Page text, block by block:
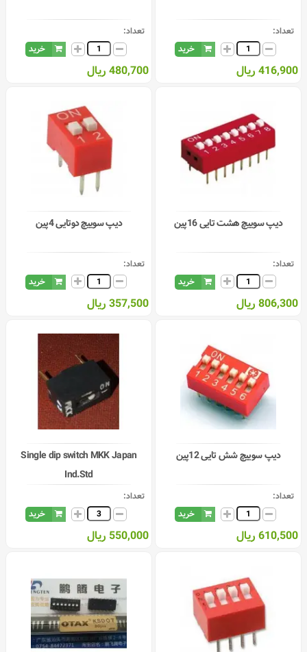
تعداد:
خرید
416,900 ریال
تعداد:
خرید
480,700 ریال
دیپ سوییچ هشت تایی 16پین
تعداد:
خرید
806,300 ریال
دیپ سوییچ دوتایی 4پین
تعداد:
خرید
357,500 ریال
دیپ سوییچ شش تایی 12پین
تعداد:
خرید
610,500 ریال
Single dip switch MKK Japan
Ind.Std
تعداد:
خرید
550,000 ریال